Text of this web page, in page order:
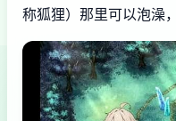
称狐狸）那里可以泡澡